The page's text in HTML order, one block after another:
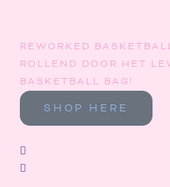
REWORKED
ROLLEND DOOR HET
BASKETBALL BAG!
SHOP HERE